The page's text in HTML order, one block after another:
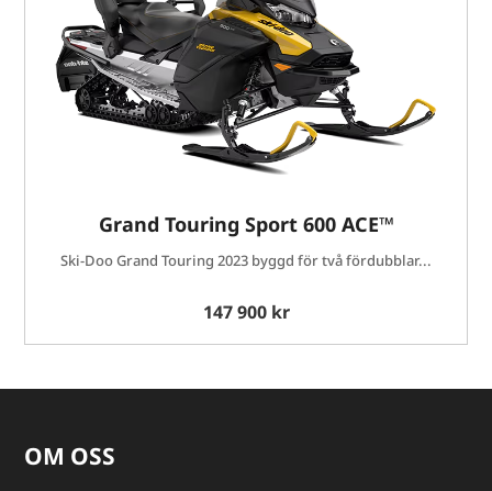
Grand Touring Sport 600 ACE™
Ski-Doo Grand Touring 2023 byggd för två fördubblar...
147 900 kr
OM OSS